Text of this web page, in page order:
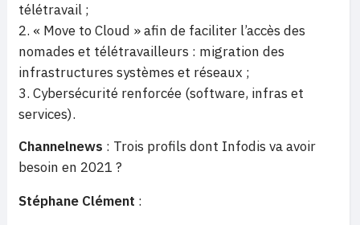
télétravail ;
« Move to Cloud » afin de faciliter l’accès des
nomades et télétravailleurs : migration des
infrastructures systèmes et réseaux ;
Cybersécurité renforcée (software, infras et
services).
Channelnews : Trois profils dont Infodis va avoir
besoin en 2021 ?
Stéphane Clément :